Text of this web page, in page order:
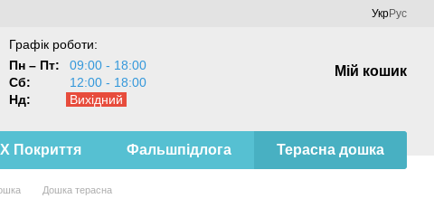
УкрРус
Графік роботи:
Пн – Пт:
09:00 - 18:00
Сб:
12:00 - 18:00
Нд:
Вихідний
Мій кошик
Покриття Фальшпідлога Терасна дошка
Дошка терасна